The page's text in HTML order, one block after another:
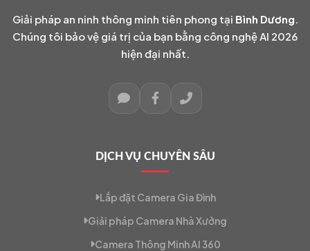
Giải pháp an ninh thông minh tiên phong tại Bình Dương
Chúng tôi bảo vệ giá trị của bạn bằng công nghệ AI 2026
hiện đại nhất.
DỊCH VỤ CHUYÊN SÂU
Lắp đặt Camera Gia Đình
Giải pháp Camera Nhà Xưởng
Camera Thông Minh AI 360